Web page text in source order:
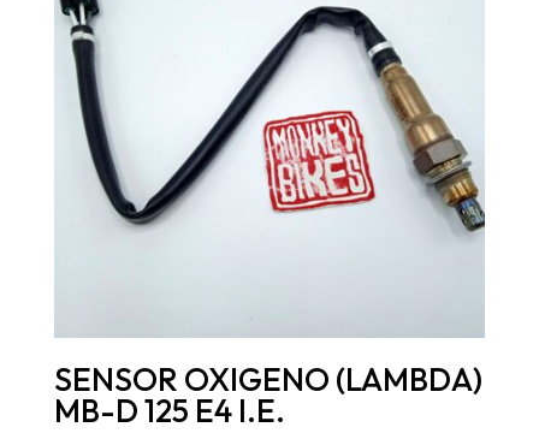
SENSOR OXIGENO (LAMBDA)
MB-D 125 E4 I.E.